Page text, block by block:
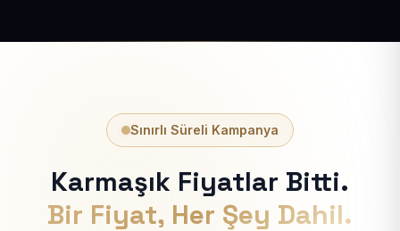
Sınırlı Süreli Kampanya
Karmaşık Fiyatlar Bitti.
Bir Fiyat, Her Şey Dahil.